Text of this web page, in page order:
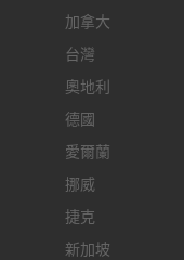
加拿大
台灣
奧地利
德國
愛爾蘭
挪威
捷克
新加坡